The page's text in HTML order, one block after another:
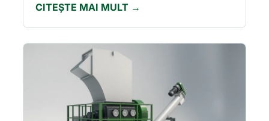
CITEȘTE MAI MULT →